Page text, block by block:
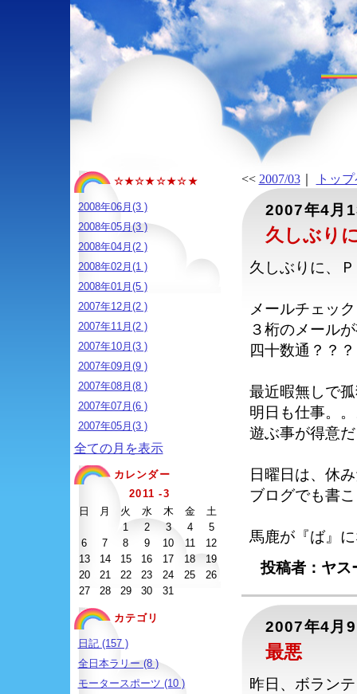
☆★☆★☆★☆★
2008年06月(3 )
2008年05月(3 )
2008年04月(2 )
2008年02月(1 )
2008年01月(5 )
2007年12月(2 )
2007年11月(2 )
2007年10月(3 )
2007年09月(9 )
2007年08月(8 )
2007年07月(6 )
2007年05月(3 )
全ての月を表示
カレンダー
2011 -3
日
月 火 水 木 金
土
1
2 3 4
5
6
7 8 9 10 11
12
13
14 15 16 17 18
19
20
21 22 23 24 25
26
27
28 29 30 31
カテゴリ
日記 (157 )
全日本ラリー (8 )
モータースポーツ (10 )
<< 2007/03｜ トッ
2007年4月
久しぶり
久しぶりに、
メールチェッ
３桁のメール
四十数通？？？
最近暇無しで
明日も仕事。
遊ぶ事が得意
日曜日は、休
ブログでも書
馬鹿が『ば』
投稿者：ヤ
2007年4月
最悪
昨日、ボラン